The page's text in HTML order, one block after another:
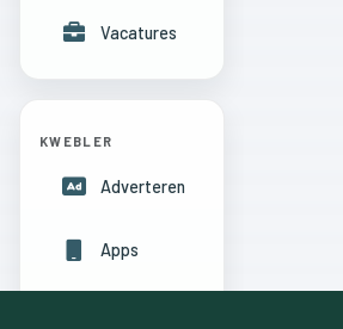
Vacatures
KWEBLER
Adverteren
Apps